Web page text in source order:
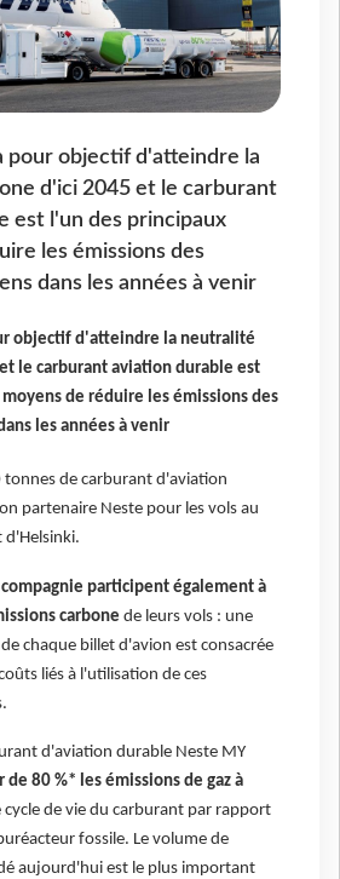
pour objectif d'atteindre la
d'ici 2045 et le carburant
est l'un des principaux
les émissions des
dans les années à venir
objectif d'atteindre la neutralité
le carburant aviation durable est
de réduire les émissions des
les années à venir
tonnes de carburant d'aviation
partenaire Neste pour les vols au
compagnie participent également à
carbone de leurs vols : une
chaque billet d'avion est consacrée
liés à l'utilisation de ces
d'aviation durable Neste MY
80 %* les émissions de gaz à
cycle de vie du carburant par rapport
fossile. Le volume de
aujourd'hui est le plus important